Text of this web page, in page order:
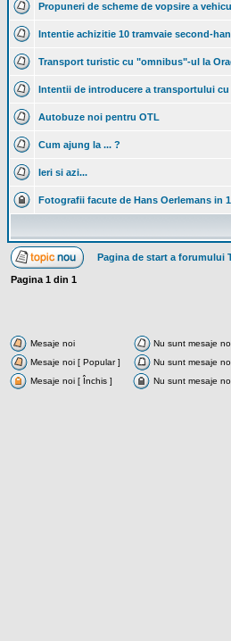
Propuneri de scheme de vopsire a
Intentie achizitie 10 tramvaie second-
Transport turistic cu "omnibus"-ul la
Intentii de introducere a transportului
Autobuze noi pentru OTL
Cum ajung la ... ?
Ieri si azi...
Fotografii facute de Hans Oerlemans in
Pagina de start a forumului
Pagina 1 din 1
Mesaje noi Nu sunt mesaje
Mesaje noi [ Popular ]
Nu sunt mesaje
Mesaje noi [ Închis ]
Nu sunt mesaje